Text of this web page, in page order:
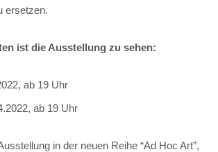
ersetzen.
ist die Ausstellung zu sehen:
ab 19 Uhr
ab 19 Uhr
in der neuen Reihe “Ad Hoc Art”,